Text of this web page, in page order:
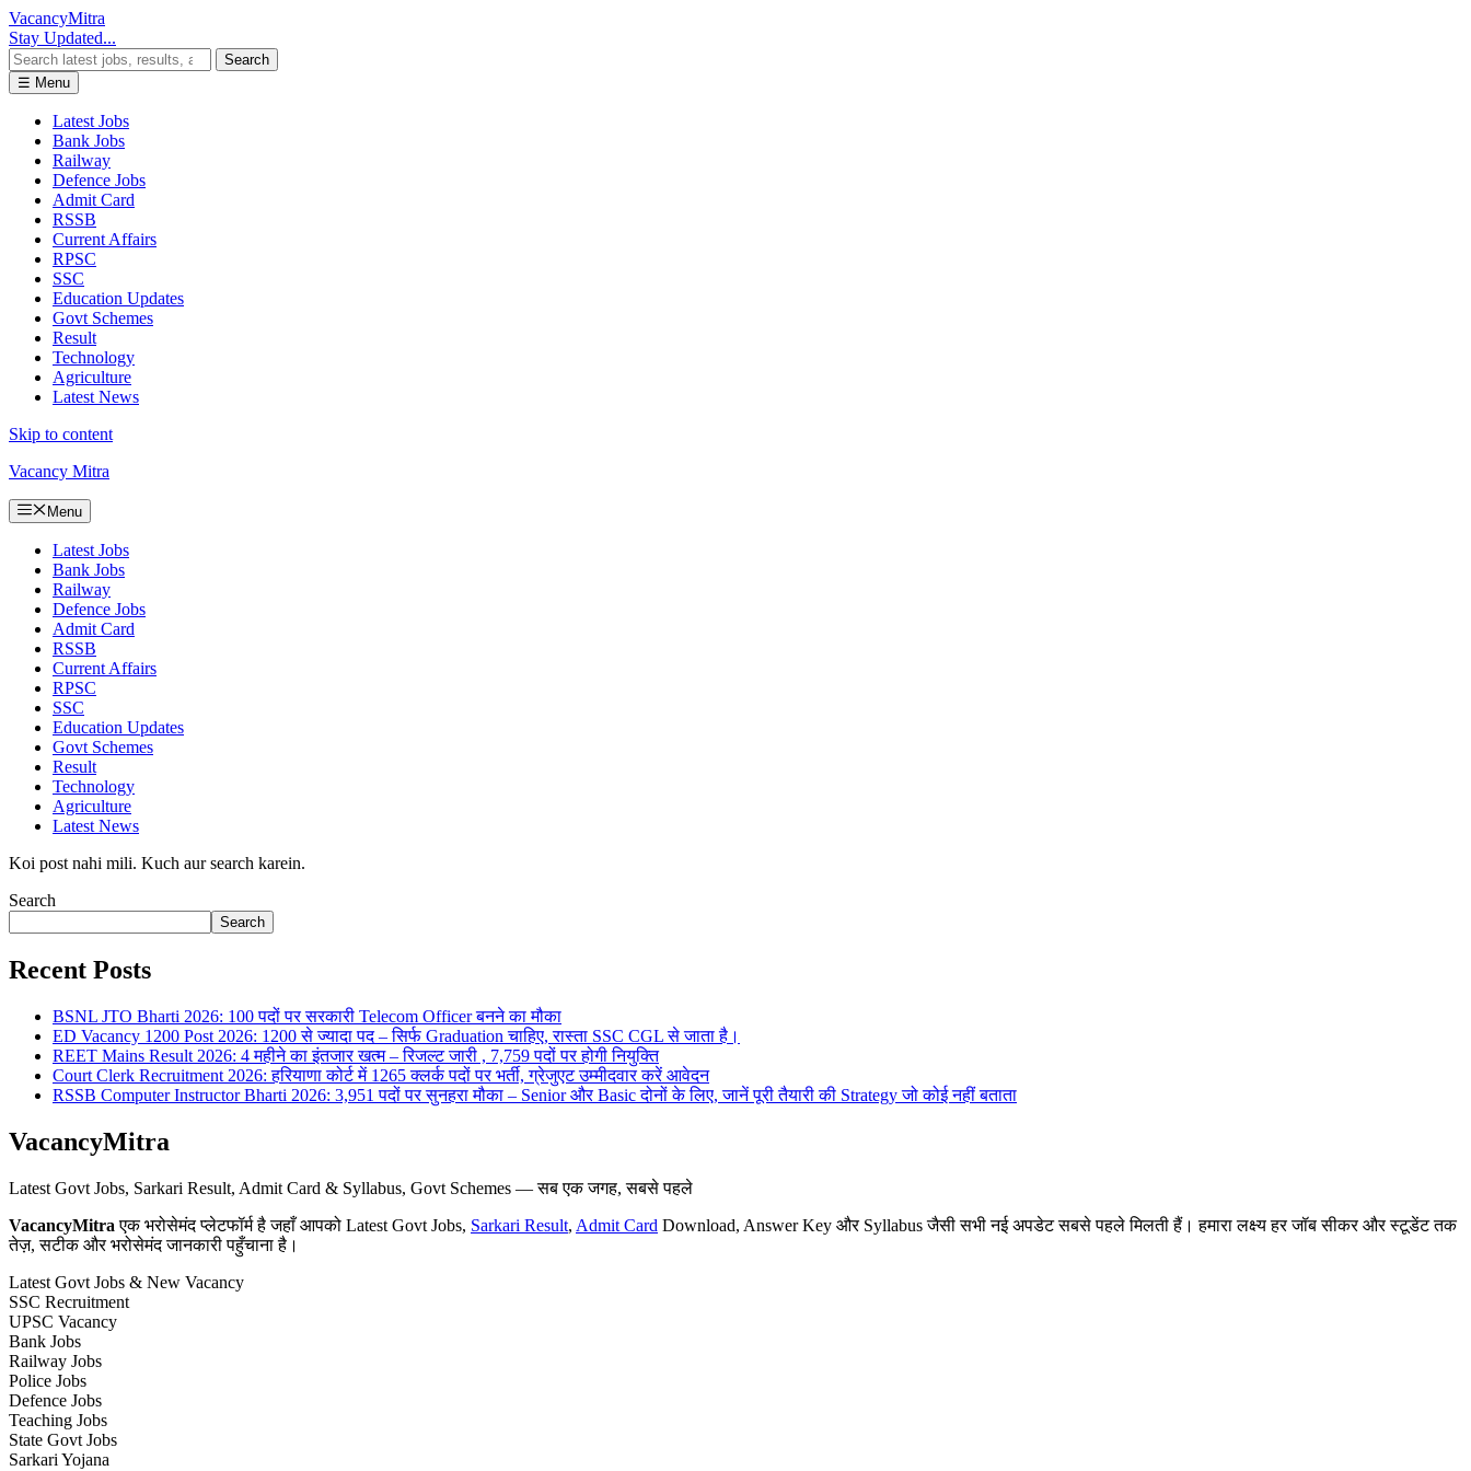
VacancyMitra
Stay Updated...
Search
☰ Menu
Latest Jobs
Bank Jobs
Railway
Defence Jobs
Admit Card
RSSB
Current Affairs
RPSC
SSC
Education Updates
Govt Schemes
Result
Technology
Agriculture
Latest News
Skip to content
Vacancy Mitra
Menu
Latest Jobs
Bank Jobs
Railway
Defence Jobs
Admit Card
RSSB
Current Affairs
RPSC
SSC
Education Updates
Govt Schemes
Result
Technology
Agriculture
Latest News
Koi post nahi mili. Kuch aur search karein.
Search
Search
Recent Posts
BSNL JTO Bharti 2026: 100 पदों पर सरकारी Telecom Officer बनने का मौका
ED Vacancy 1200 Post 2026: 1200 से ज्यादा पद – सिर्फ Graduation चाहिए, रास्ता SSC CGL से जाता है।
REET Mains Result 2026: 4 महीने का इंतजार खत्म – रिजल्ट जारी , 7,759 पदों पर होगी नियुक्ति
Court Clerk Recruitment 2026: हरियाणा कोर्ट में 1265 क्लर्क पदों पर भर्ती, ग्रेजुएट उम्मीदवार करें आवेदन
RSSB Computer Instructor Bharti 2026: 3,951 पदों पर सुनहरा मौका – Senior और Basic दोनों के लिए, जानें पूरी तैयारी की Strategy जो कोई नहीं बताता
VacancyMitra
Latest Govt Jobs, Sarkari Result, Admit Card & Syllabus, Govt Schemes — सब एक जगह, सबसे पहले
VacancyMitra एक भरोसेमंद प्लेटफॉर्म है जहाँ आपको Latest Govt Jobs, Sarkari Result, Admit Card Download, Answer Key और Syllabus जैसी सभी नई अपडेट सबसे पहले मिलती हैं। हमारा लक्ष्य हर जॉब सीकर और स्टूडेंट तक
तेज़, सटीक और भरोसेमंद जानकारी पहुँचाना है।
Latest Govt Jobs & New Vacancy
SSC Recruitment
UPSC Vacancy
Bank Jobs
Railway Jobs
Police Jobs
Defence Jobs
Teaching Jobs
State Govt Jobs
Sarkari Yojana